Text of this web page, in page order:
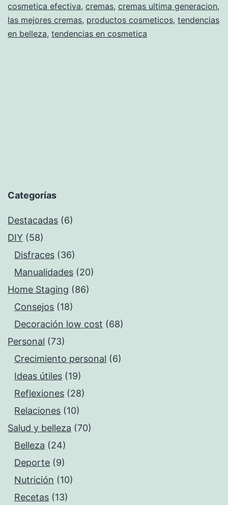
venido
para
cosmetica efectiva, cremas, cremas ultima generacion,
las mejores cremas, productos cosmeticos, tendencias
en belleza, tendencias en cosmetica
Categorías
Destacadas (6)
DIY (58)
Disfraces (36)
Manualidades (20)
Home Staging (86)
Consejos (18)
Decoración low cost (68)
Personal (73)
Crecimiento personal (6)
Ideas útiles (19)
Reflexiones (28)
Relaciones (10)
Salud y belleza (70)
Belleza (24)
Deporte (9)
Nutrición (10)
Recetas (13)